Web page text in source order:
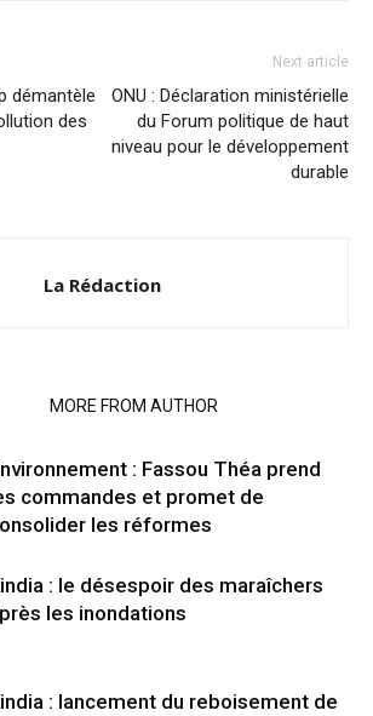
démantèle
des
Next article
ONU : Déclaration ministérielle
du Forum politique de haut
niveau pour le développement
durable
La Rédaction
MORE FROM AUTHOR
: Fassou Théa prend
commandes et promet de
les réformes
: le désespoir des maraîchers
les inondations
: lancement du reboisement de